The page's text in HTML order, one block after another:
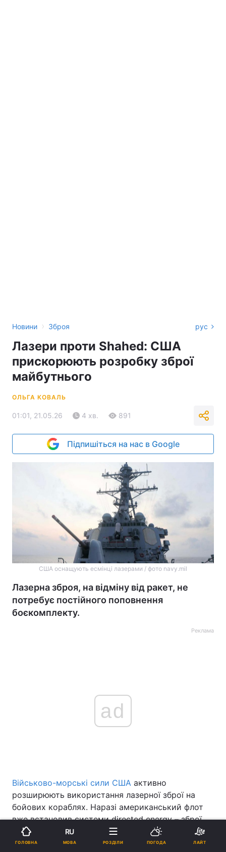
Новини › Зброя рус
Лазери проти Shahed: США
прискорюють розробку зброї
майбутнього
ОЛЬГА КОВАЛЬ
01:01, 21.05.26 4 хв. 891
Підпишіться на нас в Google
США оснащують есмінці лазерами / фото navy.mil
Лазерна зброя, на відміну від ракет, не
потребує постійного поповнення
боєкомплекту.
Реклама
ad
Військово-морські сили США активно
розширюють використання лазерної зброї на
бойових кораблях. Наразі американський флот
вже встановив системи directed energy – зброї
спрямованої енергії – на дев'ять есмінців класу
"Арлі Берк". Йдеться про лазерні комплекси ODIN
ГОЛОВНА
RU
МОВА РОЗДІЛИ ПОГОДА ЛАЙТ